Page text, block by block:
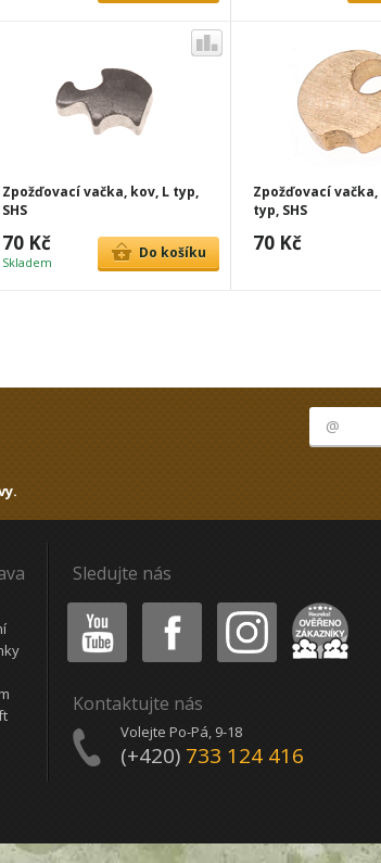
Zpožďovací vačka, kov, L typ,
SHS
70 Kč
Skladem
Do košíku
Zpožďovací vačka,
typ, SHS
70 Kč
Sledujte nás
Youtube Facebook Instagram Heureka
Kontaktujte nás
Volejte Po-Pá, 9-18
(+420) 733 124 416